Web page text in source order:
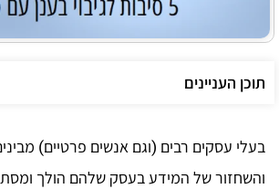
תוכן העניינים
בעלי עסקים רבים (וגם אנשים פרטיים)
והשחזור של המידע בעסק שלהם הולך